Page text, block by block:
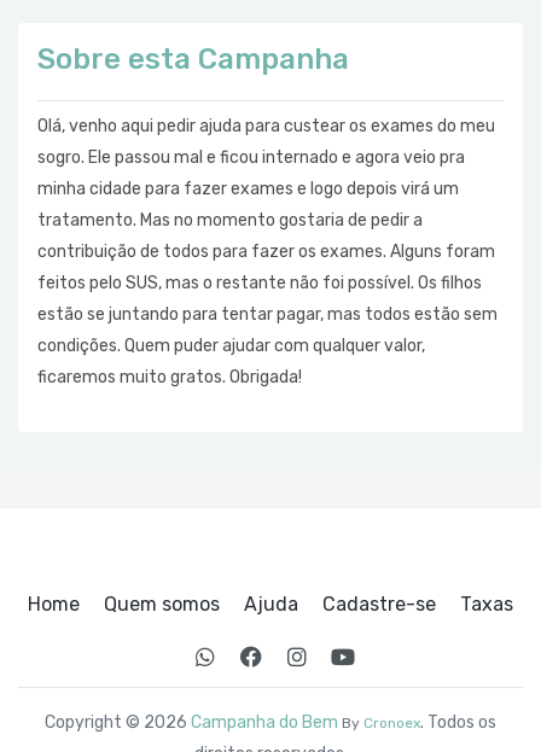
Sobre esta Campanha
Olá, venho aqui pedir ajuda para custear os exames do meu
sogro. Ele passou mal e ficou internado e agora veio pra
minha cidade para fazer exames e logo depois virá um
tratamento. Mas no momento gostaria de pedir a
contribuição de todos para fazer os exames. Alguns foram
feitos pelo SUS, mas o restante não foi possível. Os filhos
estão se juntando para tentar pagar, mas todos estão sem
condições. Quem puder ajudar com qualquer valor,
ficaremos muito gratos. Obrigada!
Home Quem somos Ajuda Cadastre-se Taxas
Copyright © 2026 Campanha do Bem By Cronoex. Todos os